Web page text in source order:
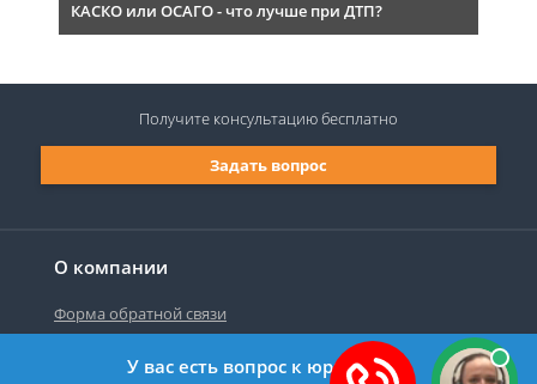
КАСКО или ОСАГО - что лучше при ДТП?
О компании
Форма обратной связи
Задать вопрос
Получите консультациюбесплатно
У вас есть вопрос к юристу?